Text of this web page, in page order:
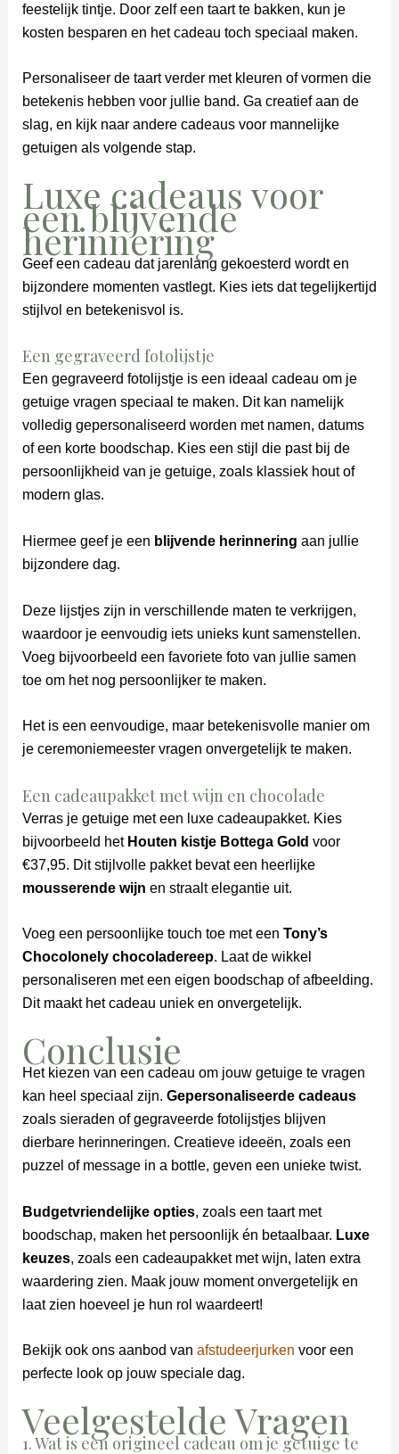
feestelijk tintje. Door zelf een taart te bakken, kun je
kosten besparen en het cadeau toch speciaal maken.
Personaliseer de taart verder met kleuren of vormen die
betekenis hebben voor jullie band. Ga creatief aan de
slag, en kijk naar andere cadeaus voor mannelijke
getuigen als volgende stap.
Luxe cadeaus voor
een blijvende
herinnering
Geef een cadeau dat jarenlang gekoesterd wordt en
bijzondere momenten vastlegt. Kies iets dat tegelijkertijd
stijlvol en betekenisvol is.
Een gegraveerd fotolijstje
Een gegraveerd fotolijstje is een ideaal cadeau om je
getuige vragen speciaal te maken. Dit kan namelijk
volledig gepersonaliseerd worden met namen, datums
of een korte boodschap. Kies een stijl die past bij de
persoonlijkheid van je getuige, zoals klassiek hout of
modern glas.
Hiermee geef je een blijvende herinnering aan jullie
bijzondere dag.
Deze lijstjes zijn in verschillende maten te verkrijgen,
waardoor je eenvoudig iets unieks kunt samenstellen.
Voeg bijvoorbeeld een favoriete foto van jullie samen
toe om het nog persoonlijker te maken.
Het is een eenvoudige, maar betekenisvolle manier om
je ceremoniemeester vragen onvergetelijk te maken.
Een cadeaupakket met wijn en chocolade
Verras je getuige met een luxe cadeaupakket. Kies
bijvoorbeeld het Houten kistje Bottega Gold voor
€37,95. Dit stijlvolle pakket bevat een heerlijke
mousserende wijn en straalt elegantie uit.
Voeg een persoonlijke touch toe met een Tony’s
Chocolonely chocoladereep. Laat de wikkel
personaliseren met een eigen boodschap of afbeelding.
Dit maakt het cadeau uniek en onvergetelijk.
Conclusie
Het kiezen van een cadeau om jouw getuige te vragen
kan heel speciaal zijn. Gepersonaliseerde cadeaus
zoals sieraden of gegraveerde fotolijstjes blijven
dierbare herinneringen. Creatieve ideeën, zoals een
puzzel of message in a bottle, geven een unieke twist.
Budgetvriendelijke opties, zoals een taart met
boodschap, maken het persoonlijk én betaalbaar. Luxe
keuzes, zoals een cadeaupakket met wijn, laten extra
waardering zien. Maak jouw moment onvergetelijk en
laat zien hoeveel je hun rol waardeert!
Bekijk ook ons aanbod van afstudeerjurken voor een
perfecte look op jouw speciale dag.
Veelgestelde Vragen
1. Wat is een origineel cadeau om je getuige te